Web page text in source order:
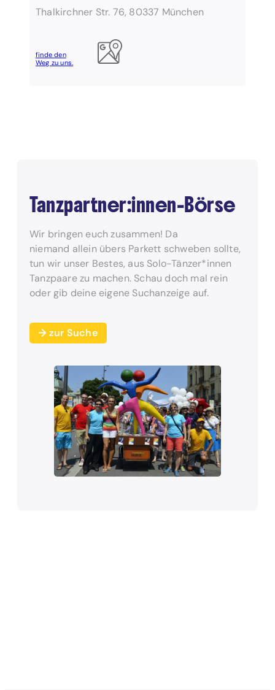
Thalkirchner Str. 76, 80337 München
finde den
Weg zu uns.
Tanzpartner:innen-Börse
Wir bringen euch zusammen! Da
niemand allein übers Parkett schweben sollte,
tun wir unser Bestes, aus Solo-Tänzer*innen
Tanzpaare zu machen. Schau doch mal rein
oder gib deine eigene Suchanzeige auf.
zur Suche